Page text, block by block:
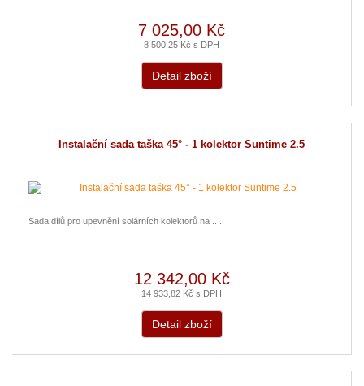
7 025,00 Kč
8 500,25 Kč s DPH
Detail zboží
Instalační sada taška 45° - 1 kolektor Suntime 2.5
Sada dílů pro upevnění solárních kolektorů na .. ..
12 342,00 Kč
14 933,82 Kč s DPH
Detail zboží